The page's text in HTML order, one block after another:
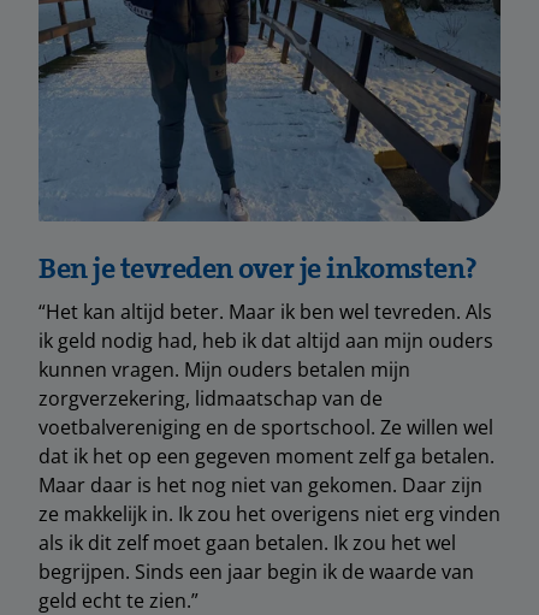
Ben je tevreden over je inkomsten?
“Het kan altijd beter. Maar ik ben wel tevreden. Als
ik geld nodig had, heb ik dat altijd aan mijn ouders
kunnen vragen. Mijn ouders betalen mijn
zorgverzekering, lidmaatschap van de
voetbalvereniging en de sportschool. Ze willen wel
dat ik het op een gegeven moment zelf ga betalen.
Maar daar is het nog niet van gekomen. Daar zijn
ze makkelijk in. Ik zou het overigens niet erg vinden
als ik dit zelf moet gaan betalen. Ik zou het wel
begrijpen. Sinds een jaar begin ik de waarde van
geld echt te zien.”